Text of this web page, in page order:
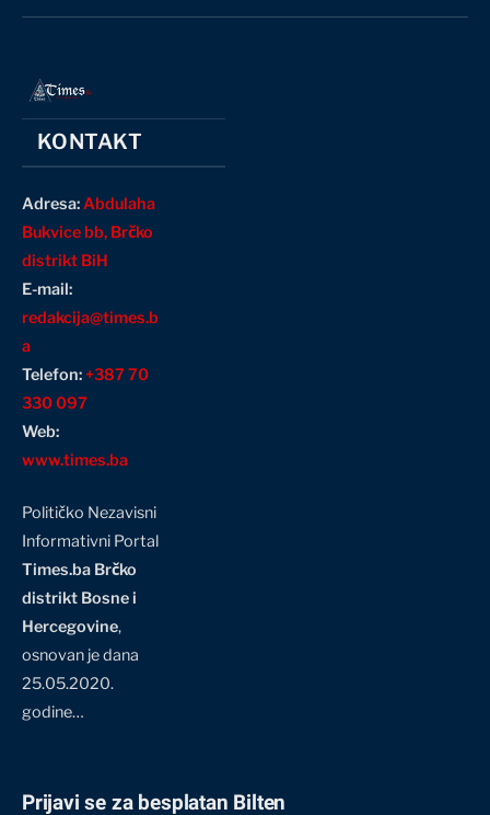
KONTAKT
Adresa:Abdulaha
Bukvice bb, Brčko
distrikt BiH
E-mail:
redakcija@times.b
a
Telefon:+387 70
330 097
Web:
www.times.ba
Političko Nezavisni
Informativni Portal
Times.ba Brčko
distrikt Bosne i
Hercegovine,
osnovan je dana
25.05.2020.
godine…
Prijavi se za besplatan Bilten